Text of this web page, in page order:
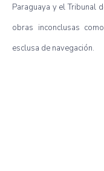
Paraguaya y el Tribunal
obras inconclusas
esclusa de navegación.